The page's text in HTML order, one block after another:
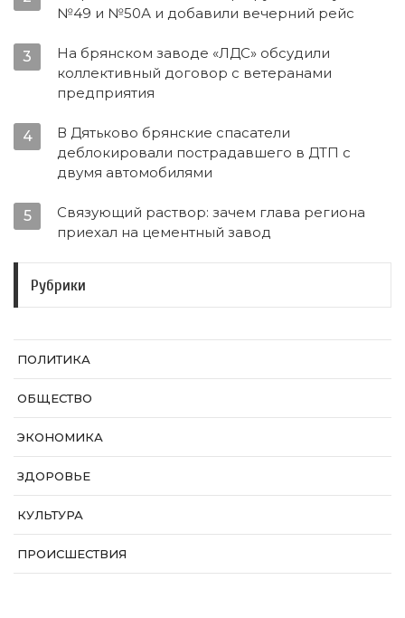
№49 и №50А и добавили вечерний рейс
3
На брянском заводе «ЛДС» обсудили
коллективный договор с ветеранами
предприятия
4
В Дятьково брянские спасатели
деблокировали пострадавшего в ДТП с
двумя автомобилями
5
Связующий раствор: зачем глава региона
приехал на цементный завод
Рубрики
ПОЛИТИКА
ОБЩЕСТВО
ЭКОНОМИКА
ЗДОРОВЬЕ
КУЛЬТУРА
ПРОИСШЕСТВИЯ